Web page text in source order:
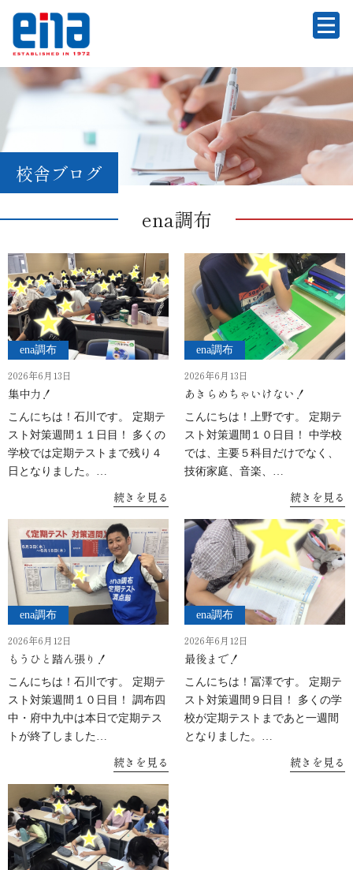
校舎ブログ
ena調布
ena調布
2026年6月13日
集中力！
こんにちは！石川です。 定期テ
スト対策週間１１日目！ 多くの
学校では定期テストまで残り４
日となりました。…
続きを見る
ena調布
2026年6月13日
あきらめちゃいけない！
こんにちは！上野です。 定期テ
スト対策週間１０日目！ 中学校
では、主要５科目だけでなく、
技術家庭、音楽、…
続きを見る
ena調布
2026年6月12日
もうひと踏ん張り！
こんにちは！石川です。 定期テ
スト対策週間１０日目！ 調布四
中・府中九中は本日で定期テス
トが終了しました…
続きを見る
ena調布
2026年6月12日
最後まで！
こんにちは！冨澤です。 定期テ
スト対策週間９日目！ 多くの学
校が定期テストまであと一週間
となりました。…
続きを見る